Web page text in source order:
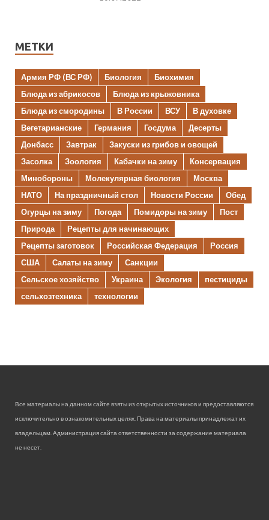
МЕТКИ
Армия РФ (ВС РФ) Биология
Биохимия
Блюда из абрикосов
Блюда из крыжовника
Блюда из смородины
В России ВСУ
В духовке
Вегетарианские
Германия Госдума
Десерты
Донбасс
Завтрак
Закуски из грибов и овощей
Засолка
Зоология Кабачки на зиму
Консервация
Минобороны
Молекулярная биология
Москва
НАТО
На праздничный стол Новости России
Обед
Огурцы на зиму
Погода Помидоры на зиму
Пост
Природа
Рецепты для начинающих
Рецепты заготовок
Российская Федерация
Россия
США
Салаты на зиму
Санкции
Сельское хозяйство
Украина Экология
пестициды
сельхозтехника
технологии
Все материалы на данном сайте взяты из открытых источников и предоставляются
исключительно в ознакомительных целях. Права на материалы принадлежат их
владельцам. Администрация сайта ответственности за содержание материала
не несет.